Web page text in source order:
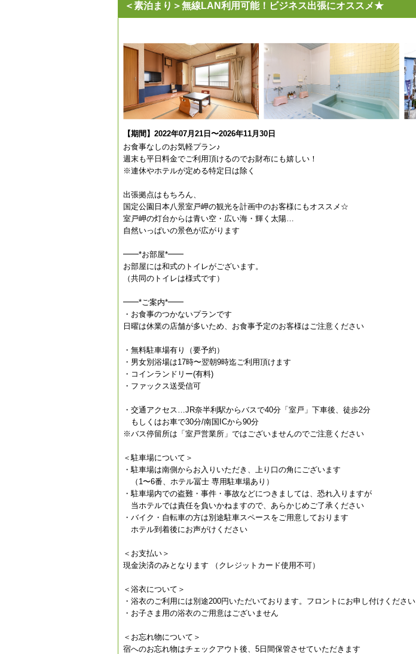
＜素泊まり＞無線LAN利用可能！ビジネス出張にオススメ★
【期間】2022年07月21日〜2026年11月30日
お食事なしのお気軽プラン♪
週末も平日料金でご利用頂けるのでお財布にも嬉しい！
※連休やホテルが定める特定日は除く
出張拠点はもちろん、
国定公園日本八景室戸岬の観光を計画中のお客様にもオススメ☆
室戸岬の灯台からは青い空・広い海・輝く太陽…
自然いっぱいの景色が広がります
━━*お部屋*━━
お部屋には和式のトイレがございます。
（共同のトイレは様式です）
━━*ご案内*━━
・お食事のつかないプランです
日曜は休業の店舗が多いため、お食事予定のお客様はご注意ください
・無料駐車場有り（要予約）
・男女別浴場は17時〜翌朝9時迄ご利用頂けます
・コインランドリー(有料)
・ファックス送受信可
・交通アクセス…JR奈半利駅からバスで40分「室戸」下車後、徒歩2分
もしくはお車で30分/南国ICから90分
※バス停留所は「室戸営業所」ではございませんのでご注意ください
＜駐車場について＞
・駐車場は南側からお入りいただき、上り口の角にございます
（1〜6番、ホテル冨士 専用駐車場あり）
・駐車場内での盗難・事件・事故などにつきましては、恐れ入りますが
当ホテルでは責任を負いかねますので、あらかじめご了承ください
・バイク・自転車の方は別途駐車スペースをご用意しております
ホテル到着後にお声がけください
＜お支払い＞
現金決済のみとなります （クレジットカード使用不可）
＜浴衣について＞
・浴衣のご利用には別途200円いただいております。フロントにお申し付けください
・お子さま用の浴衣のご用意はございません
＜お忘れ物について＞
宿へのお忘れ物はチェックアウト後、5日間保管させていただきます